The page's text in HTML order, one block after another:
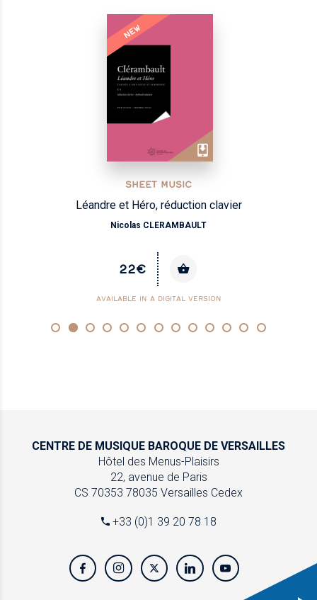
NEW
SHEET MUSIC
Léandre et Héro, réduction clavier
Nicolas CLERAMBAULT
22€
AVAILABLE IN A DIGITAL VERSION
CENTRE DE MUSIQUE BAROQUE DE VERSAILLES
Hôtel des Menus-Plaisirs
22, avenue de Paris
CS 70353 78035 Versailles Cedex
+33 (0)1 39 20 78 18